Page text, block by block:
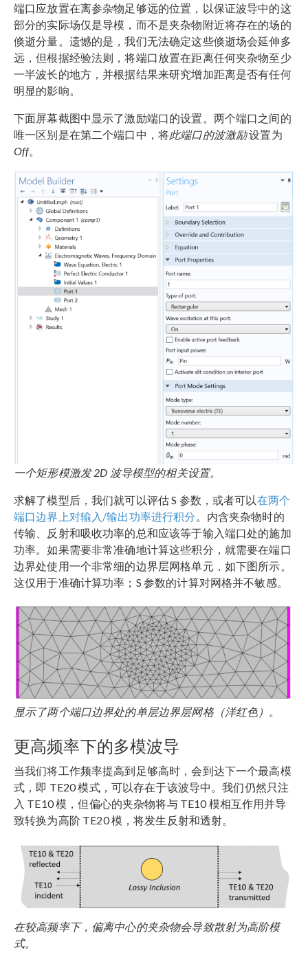
端口应放置在离参杂物足够远的位置，以保证波导中的这
部分的实际场仅是导模，而不是夹杂物附近将存在的场的
倏逝分量。遗憾的是，我们无法确定这些倏逝场会延伸多
远，但根据经验法则，将端口放置在距离任何夹杂物至少
一半波长的地方，并根据结果来研究增加距离是否有任何
明显的影响。
下面屏幕截图中显示了激励端口的设置。两个端口之间的
唯一区别是在第二个端口中，将此端口的波激励设置为
Off。
一个矩形模激发 2D 波导模型的相关设置。
求解了模型后，我们就可以评估 S 参数，或者可以在两个
端口边界上对输入/输出功率进行积分 。内含夹杂物时的
传输、反射和吸收功率的总和应该等于输入端口处的施加
功率。如果需要非常准确地计算这些积分，就需要在端口
边界处使用一个非常细的边界层网格单元，如下图所示。
这仅用于准确计算功率；S 参数的计算对网格并不敏感。
显示了两个端口边界处的单层边界层网格（洋红色）。
更高频率下的多模波导
当我们将工作频率提高到足够高时，会到达下一个最高模
式，即 TE20 模式，可以存在于该波导中。我们仍然只注
入 TE10 模，但偏心的夹杂物将与 TE10 模相互作用并导
致转换为高阶 TE20 模，将发生反射和透射。
在较高频率下，偏离中心的夹杂物会导致散射为高阶模
式。